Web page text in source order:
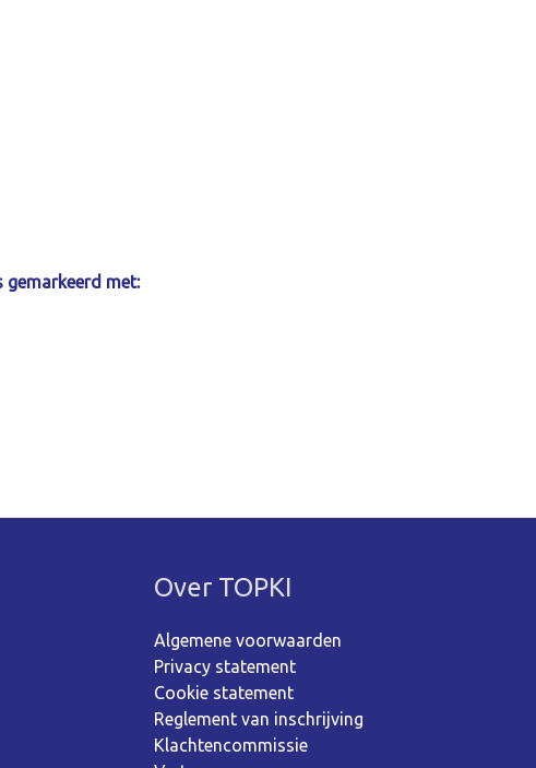
gemarkeerd met:
Over TOPKI
Algemene voorwaarden
Privacy statement
Cookie statement
Reglement van inschrijving
Klachtencommissie